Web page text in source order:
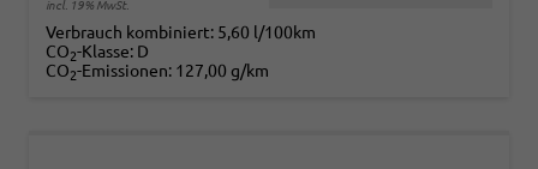
incl. 19% MwSt.
Verbrauch kombiniert: 5,60 l/100km
CO2-Klasse: D
CO2-Emissionen: 127,00 g/km